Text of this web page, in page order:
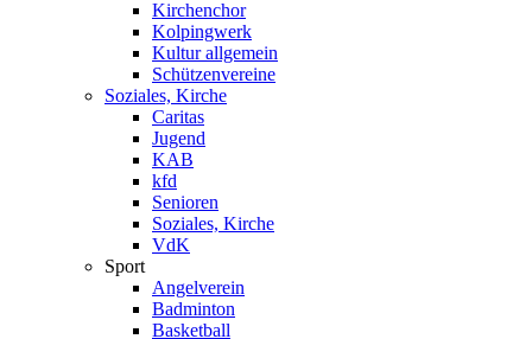
Kirchenchor
Kolpingwerk
Kultur allgemein
Schützenvereine
Soziales, Kirche
Caritas
Jugend
KAB
kfd
Senioren
Soziales, Kirche
VdK
Sport
Angelverein
Badminton
Basketball